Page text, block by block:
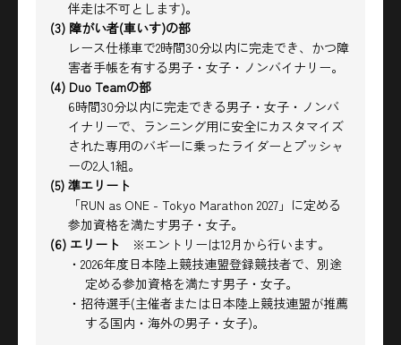
伴走は不可とします)。
(3) 障がい者(車いす)の部
レース仕様車で2時間30分以内に完走でき、かつ障
害者手帳を有する男子・女子・ノンバイナリー。
(4) Duo Teamの部
6時間30分以内に完走できる男子・女子・ノンバ
イナリーで、ランニング用に安全にカスタマイズ
された専用のバギーに乗ったライダーとプッシャ
ーの2人1組。
(5) 準エリート
「RUN as ONE - Tokyo Marathon 2027」に定める
参加資格を満たす男子・女子。
(6) エリート ※エントリーは12月から行います。
・2026年度日本陸上競技連盟登録競技者で、別途
定める参加資格を満たす男子・女子。
・招待選手(主催者または日本陸上競技連盟が推薦
する国内・海外の男子・女子)。